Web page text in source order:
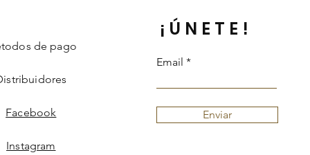
de pago
Facebook
Instagram
¡ÚNETE!
Email
Enviar